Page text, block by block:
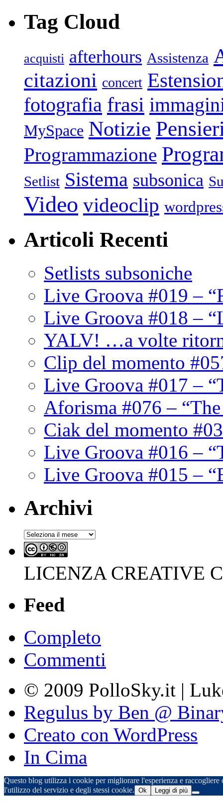
Tag Cloud
acquisti afterhours Assistenza
citazioni concert
fotografia frasi
MySpace Notizie
Programmazione
Setlist Sistema subsonica
Video videoclip
Articoli Recenti
Setlists subsoniche
Live Groova #019 –
Live Groova #018 –
YALV! …a volte
Clip del momento
Live Groova #017 –
Aforisma #076 –
Ciak del momento
Live Groova #016 –
Live Groova #015 –
Archivi
Archivi
LICENZA CREATIVE
Feed
Completo
Commenti
© 2009 PolloSky.it |
Regulus by Ben @
Creato con WordPress
In Cima
Questo blog utilizza i cookie per migliorare l'esperienza e
l'utilizzo del servizio e degli stessi cookie. Ok Leggi di più